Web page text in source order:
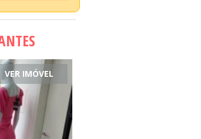
VER IMÓVEL